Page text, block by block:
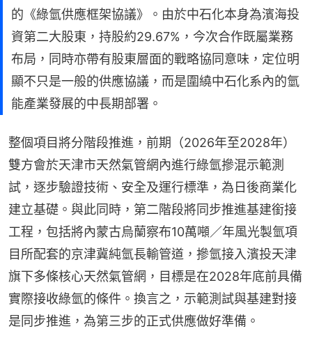
的《綠氫供應框架協議》。由於中石化本身為濱海投
資第二大股東，持股約29.67%，今次合作既屬業務
布局，同時亦帶有股東層面的戰略協同意味，定位明
顯不只是一般的供應協議，而是圍繞中石化系內的氫
能產業發展的中長期部署。
整個項目將分階段推進，前期（2026年至2028年）
雙方會於天津市天然氣管網內進行綠氫摻混示範測
試，逐步驗證技術、安全及運行標準，為日後商業化
建立基礎。與此同時，第二階段將同步推進基建銜接
工程，包括將內蒙古烏蘭察布10萬噸／年風光製氫項
目所配套的京津冀純氫長輸管道，摻氫接入濱投天津
旗下多條核心天然氣管網，目標是在2028年底前具備
實際接收綠氫的條件。換言之，示範測試與基建對接
是同步推進，為第三步的正式供應做好準備。